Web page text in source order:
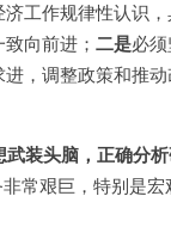
工作规律性认识
向前进； 二是必
进，调整政策和推
装头脑，正确分
艰巨，特别是宏